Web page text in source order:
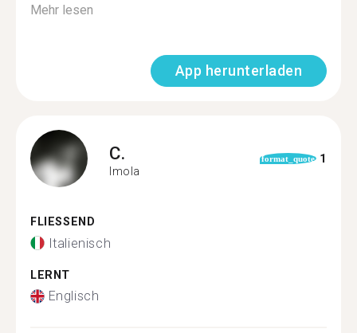
Mehr lesen
App herunterladen
C.
Imola
format_quote 1
FLIESSEND
Italienisch
LERNT
Englisch